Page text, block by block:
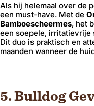
Als hij helemaal over de
een must-have. Met de
Bamboescheermes, het
een soepele, irritatievrije
Dit duo is praktisch en
maanden wanneer de
5. Bulldog